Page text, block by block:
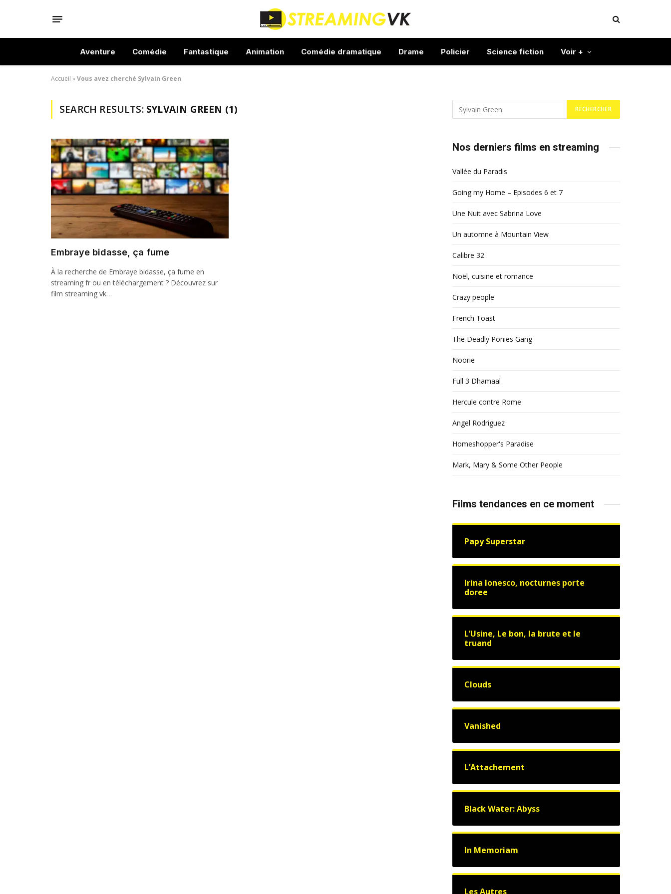
Aventure Comédie Fantastique Animation Comédie dramatique Drame Policier Science fiction Voir +
Accueil »Vous avez cherché Sylvain Green
SEARCH RESULTS: SYLVAIN GREEN (1)
Embraye bidasse, ça fume
À la recherche de Embraye bidasse, ça fume en
streaming fr ou en téléchargement ? Découvrez sur
film streaming vk…
Nos derniers films en streaming
Vallée du Paradis
Going my Home – Episodes 6 et 7
Une Nuit avec Sabrina Love
Un automne à Mountain View
Calibre 32
Noël, cuisine et romance
Crazy people
French Toast
The Deadly Ponies Gang
Noorie
Full 3 Dhamaal
Hercule contre Rome
Angel Rodriguez
Homeshopper's Paradise
Mark, Mary & Some Other People
Films tendances en ce moment
Papy Superstar
Irina Ionesco, nocturnes porte
doree
L’Usine, Le bon, la brute et le
truand
Clouds
Vanished
L’Attachement
Black Water: Abyss
In Memoriam
Les Autres